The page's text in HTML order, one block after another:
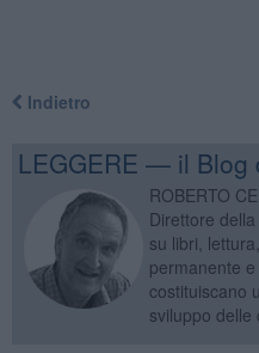
Indietro
LEGGERE — il Blog
ROBERTO
Direttore
su libri,
permanente
costituiscano
sviluppo delle